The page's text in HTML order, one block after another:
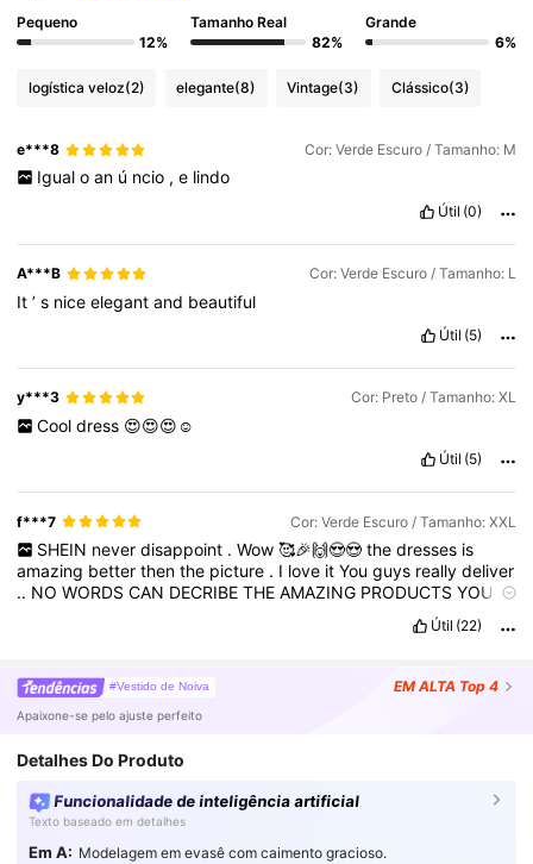
Pequeno
12%
Tamanho Real
82%
Grande
6%
logística veloz(2) elegante(8) Vintage(3) Clássico(3)
e***8 Cor: Verde Escuro / Tamanho: M
Igual o an ú ncio , e lindo
Útil (0)
A***B Cor: Verde Escuro / Tamanho: L
It’s niceelegantand beautiful
Útil (5)
y***3 Cor: Preto / Tamanho: XL
Cool dress 😍😍😍☺️
Útil (5)
f***7 Cor: Verde Escuro / Tamanho: XXL
SHEIN never disappoint . Wow 🥰🎉🙌😍😍 the dresses is
amazing betterthenthe picture . I love itYouguys reallydeliver
.. NOWORDSCAN DECRIBETHEAMAZING PRODUCTSYOU
JUST
Útil (22)
#Vestido de Noiva EM ALTA Top 4
Apaixone-se pelo ajuste perfeito
Detalhes Do Produto
Funcionalidade de inteligência artificial
Texto baseado em detalhes
Em A: Modelagem em evasê com caimento gracioso.